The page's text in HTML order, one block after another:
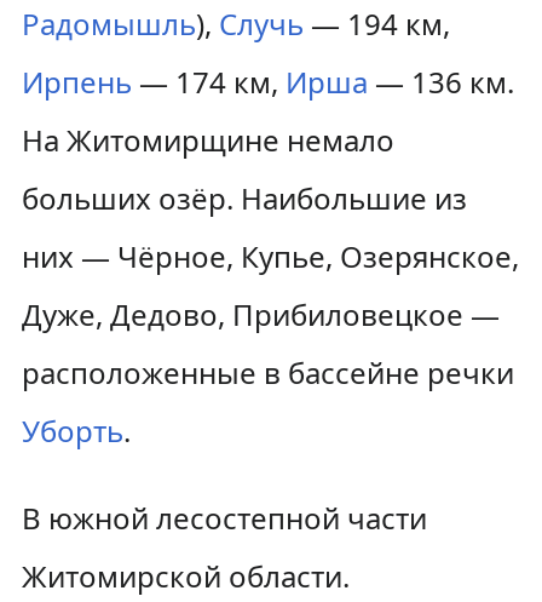
Радомышль), Случь — 194 км,
Ирпень — 174 км, Ирша — 136 км.
На Житомирщине немало
больших озёр. Наибольшие из
них — Чёрное, Купье, Озерянское,
Дуже, Дедово, Прибиловецкое —
расположенные в бассейне речки
Уборть.
В южной лесостепной части
Житомирской области.